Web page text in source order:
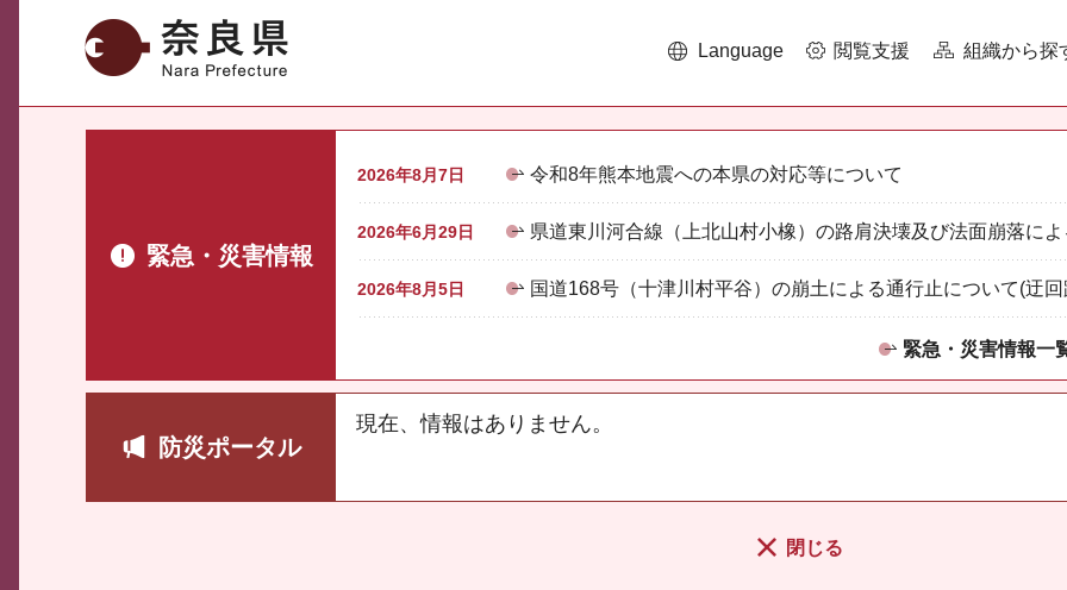
奈良県 Language 閲覧支援 組織から探
緊急・災害情報
2026年8月7日 令和8年熊本地震への本県の対応等について
2026年6月29日 県道東川河合線（上北山村小橡）の路肩決壊及び法面崩落に
2026年8月5日 国道168号（十津川村平谷）の崩土による通行止について(迂
緊急・災害情報一
防災ポータル
現在、情報はありません。
閉じる